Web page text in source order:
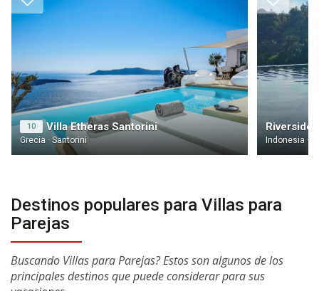
10 Villa Etheras Santorini
Grecia · Santorini Indonesia ·
Destinos populares para Villas para
Parejas
Buscando Villas para Parejas? Estos son algunos de los
principales destinos que puede considerar para sus